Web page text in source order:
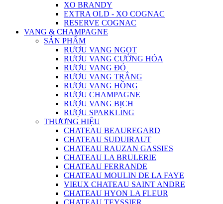
XO BRANDY
EXTRA OLD - XO COGNAC
RESERVE COGNAC
VANG & CHAMPAGNE
SẢN PHẨM
RƯỢU VANG NGỌT
RƯỢU VANG CƯỜNG HÓA
RƯỢU VANG ĐỎ
RƯỢU VANG TRẮNG
RƯỢU VANG HỒNG
RƯỢU CHAMPAGNE
RƯỢU VANG BỊCH
RƯỢU SPARKLING
THƯƠNG HIỆU
CHATEAU BEAUREGARD
CHATEAU SUDUIRAUT
CHATEAU RAUZAN GASSIES
CHATEAU LA BRULERIE
CHATEAU FERRANDE
CHATEAU MOULIN DE LA FAYE
VIEUX CHATEAU SAINT ANDRE
CHATEAU HYON LA FLEUR
CHATEAU TEYSSIER